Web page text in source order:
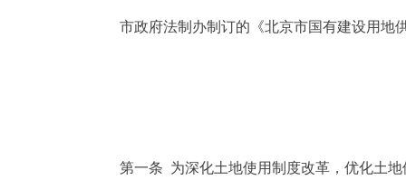
决策公开
市政府法制办制订的《北京市国有建设用地
第一条 为深化土地使用制度改革，优化土地